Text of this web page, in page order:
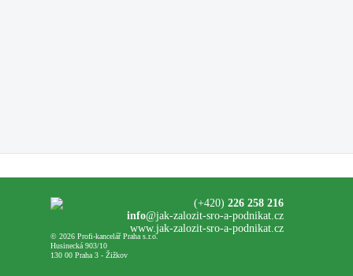
© 2026 Profi-kancelář Praha s.r.o.
Husinecká 903/10
130 00 Praha 3 - Žižkov
(+420) 226 258 216
info@jak-zalozit-sro-a-podnikat.cz
www.jak-zalozit-sro-a-podnikat.cz